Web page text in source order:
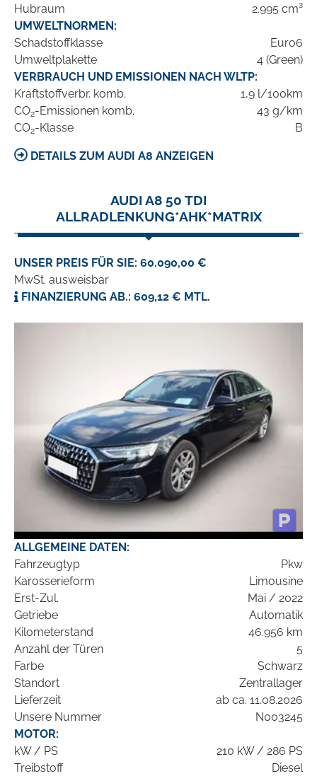
Hubraum
2.995 cm³
UMWELTNORMEN:
Schadstoffklasse
Euro6
Umweltplakette
4 (Green)
VERBRAUCH UND EMISSIONEN NACH WLTP:
Kraftstoffverbr. komb.
1,9 l/100km
CO2-Emissionen komb.
43 g/km
CO2-Klasse B
DETAILS ZUM AUDI A8 ANZEIGEN
AUDI A8 50 TDI
ALLRADLENKUNG*AHK*MATRIX
UNSER PREIS FÜR SIE: 60.090,00 €
MwSt. ausweisbar
FINANZIERUNG AB.: 609,12 € MTL.
ALLGEMEINE DATEN:
Fahrzeugtyp
Pkw
Karosserieform
Limousine
Erst-Zul.
Mai / 2022
Getriebe
Automatik
Kilometerstand
46.956 km
Anzahl der Türen
5
Farbe
Schwarz
Standort
Zentrallager
Lieferzeit
ab ca. 11.08.2026
Unsere Nummer
N003245
MOTOR:
kW / PS
210 kW / 286 PS
Treibstoff
Diesel